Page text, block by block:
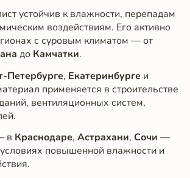
устойчив к влажности, перепадам
воздействиям. Его активно
с суровым климатом — от
до Камчатки.
Петербурге, Екатеринбургеи
применяется в строительстве
вентиляционных систем,
в Краснодаре, Астрахани, Сочи —
повышенной влажности и